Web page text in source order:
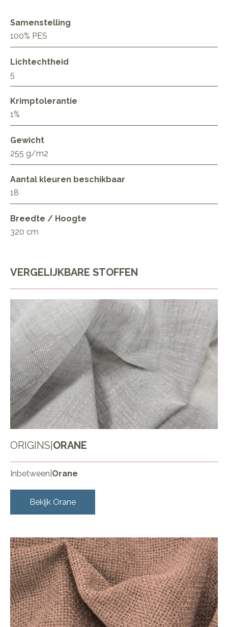
Samenstelling
100% PES
Lichtechtheid
5
Krimptolerantie
1%
Gewicht
255 g/m2
Aantal kleuren beschikbaar
18
Breedte / Hoogte
320 cm
VERGELIJKBARE STOFFEN
ORIGINS ORANE
Inbetween Orane
Bekijk Orane